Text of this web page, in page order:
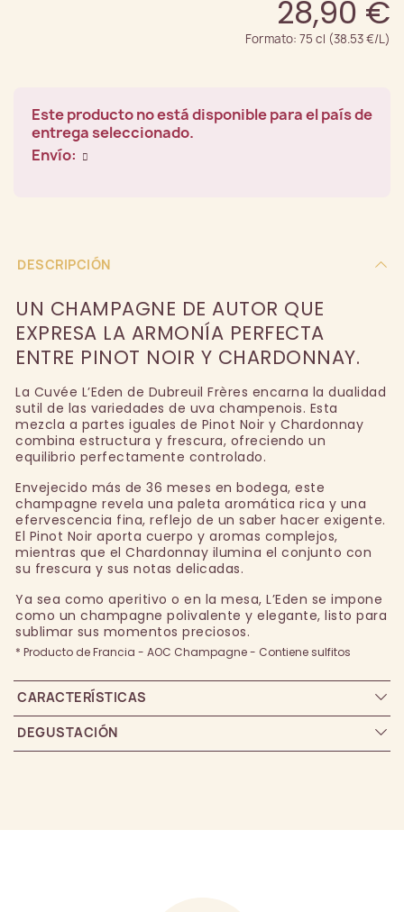
28,90 €
Formato: 75 cl (38.53 €/L)
Este producto no está disponible para el país de
entrega seleccionado.
Envío:
DESCRIPCIÓN
UN CHAMPAGNE DE AUTOR QUE
EXPRESA LA ARMONÍA PERFECTA
ENTRE PINOT NOIR Y CHARDONNAY.
La Cuvée L’Eden de Dubreuil Frères encarna la dualidad
sutil de las variedades de uva champenois. Esta
mezcla a partes iguales de Pinot Noir y Chardonnay
combina estructura y frescura, ofreciendo un
equilibrio perfectamente controlado.
Envejecido más de 36 meses en bodega, este
champagne revela una paleta aromática rica y una
efervescencia fina, reflejo de un saber hacer exigente.
El Pinot Noir aporta cuerpo y aromas complejos,
mientras que el Chardonnay ilumina el conjunto con
su frescura y sus notas delicadas.
Ya sea como aperitivo o en la mesa, L’Eden se impone
como un champagne polivalente y elegante, listo para
sublimar sus momentos preciosos.
* Producto de Francia - AOC Champagne - Contiene sulfitos
CARACTERÍSTICAS
DEGUSTACIÓN